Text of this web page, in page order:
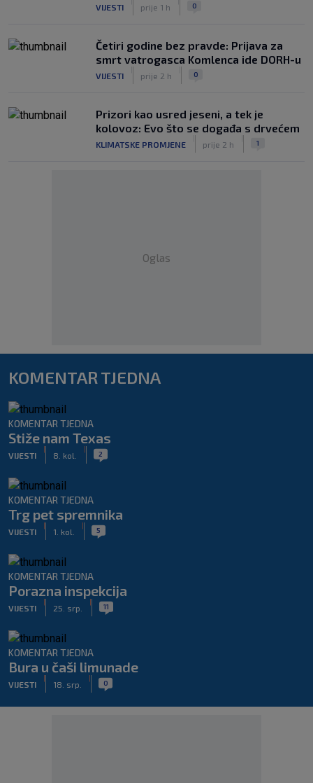
VIJESTI prije 1 h 0
Četiri godine bez pravde: Prijava za
smrt vatrogasca Komlenca ide DORH-u
VIJESTI prije 2 h 0
Prizori kao usred jeseni, a tek je
kolovoz: Evo što se događa s drvećem
KLIMATSKE PROMJENE prije 2 h 1
Oglas
KOMENTAR TJEDNA
KOMENTAR TJEDNA
Stiže nam Texas
VIJESTI 8. kol. 2
KOMENTAR TJEDNA
Trg pet spremnika
VIJESTI 1. kol. 5
KOMENTAR TJEDNA
Porazna inspekcija
VIJESTI 25. srp. 11
KOMENTAR TJEDNA
Bura u čaši limunade
VIJESTI 18. srp. 0